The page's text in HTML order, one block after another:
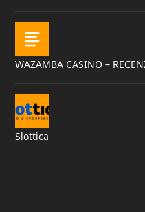
WAZAMBA CASINO –
Slottica